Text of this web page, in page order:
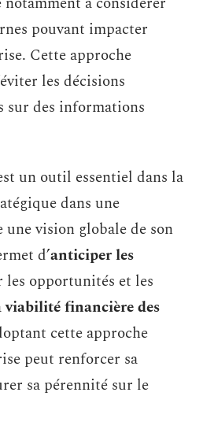
pouvant impacter
Cette approche
les décisions
sur des informations
un outil essentiel dans la
dans une
vision globale de son
d’anticiper les
les opportunités et les
viabilité financière des
cette approche
peut renforcer sa
sa pérennité sur le